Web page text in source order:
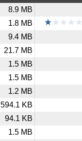
8.9 MB
1.8 MB
9.4 MB
21.7 MB
1.5 MB
1.5 MB
1.2 MB
594.1 KB
94.1 KB
1.5 MB